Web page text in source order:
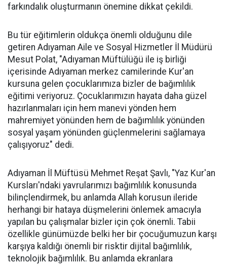
farkındalık oluşturmanın önemine dikkat çekildi.
Bu tür eğitimlerin oldukça önemli olduğunu dile
getiren Adıyaman Aile ve Sosyal Hizmetler İl Müdürü
Mesut Polat, "Adıyaman Müftülüğü ile iş birliği
içerisinde Adıyaman merkez camilerinde Kur'an
kursuna gelen çocuklarımıza bizler de bağımlılık
eğitimi veriyoruz. Çocuklarımızın hayata daha güzel
hazırlanmaları için hem manevi yönden hem
mahremiyet yönünden hem de bağımlılık yönünden
sosyal yaşam yönünden güçlenmelerini sağlamaya
çalışıyoruz" dedi.
Adıyaman İl Müftüsü Mehmet Reşat Şavlı, "Yaz Kur'an
Kursları'ndaki yavrularımızı bağımlılık konusunda
bilinçlendirmek, bu anlamda Allah korusun ileride
herhangi bir hataya düşmelerini önlemek amacıyla
yapılan bu çalışmalar bizler için çok önemli. Tabii
özellikle günümüzde belki her bir çocuğumuzun karşı
karşıya kaldığı önemli bir risktir dijital bağımlılık,
teknolojik bağımlılık. Bu anlamda ekranlara